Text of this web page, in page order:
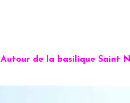
Autour de la basilique Saint